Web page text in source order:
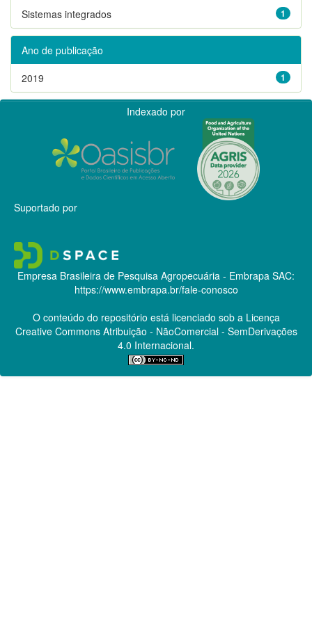
1
Sistemas integrados
Ano de publicação
1
2019
Indexado por
Suportado por
Empresa Brasileira de Pesquisa Agropecuária - Embrapa SAC:
https://www.embrapa.br/fale-conosco
O conteúdo do repositório está licenciado sob a Licença
Creative CommonsAtribuição - NãoComercial - SemDerivações
4.0 Internacional.